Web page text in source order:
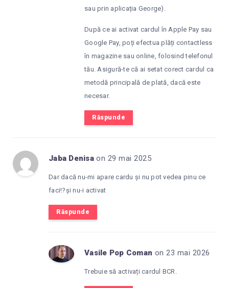
sau prin aplicația George).
După ce ai activat cardul în Apple Pay sau
Google Pay, poți efectua plăți contactless
în magazine sau online, folosind telefonul
tău. Asigură-te că ai setat corect cardul ca
metodă principală de plată, dacă este
necesar.
Răspunde
Jaba Denisa on 29 mai 2025
Dar dacă nu-mi apare cardu și nu pot vedea pinu ce
faci!?și nu-i activat
Răspunde
Vasile Pop Coman on 23 mai 2026
Trebuie să activați cardul BCR.